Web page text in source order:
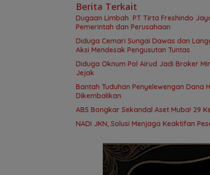
Berita Terkait
Dugaan Limbah PT Tirta Freshindo
Pemerintah dan Perusahaan
Diduga Cemari Sungai Dawas dan
Aksi Mendesak Pengusutan Tuntas
Diduga Oknum Pol Airud Jadi Broker
Jejak
Bantah Tuduhan Penyelewengan Dana
Dikembalikan
ABS Bongkar Sekandal Aset Muba! 29
NADI JKN, Solusi Menjaga Keaktifan